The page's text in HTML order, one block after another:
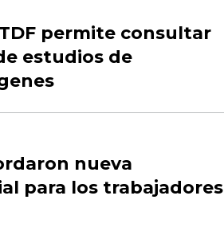
permite consultar
estudios de
nueva
para los trabajadores